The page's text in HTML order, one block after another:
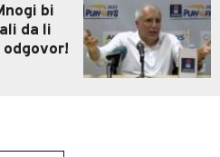
bi
da li